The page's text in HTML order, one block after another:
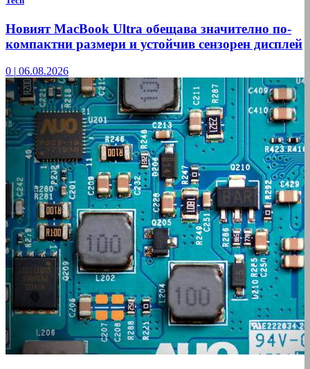
Новият MacBook Ultra обещава значително по-
компактни размери и устойчив сензорен дисплей
0 | 06.08.2026